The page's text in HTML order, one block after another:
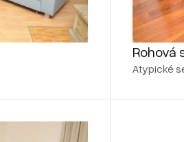
Rohová
Atypické